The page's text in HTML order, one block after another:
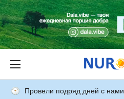
Провели подряд дней с нами